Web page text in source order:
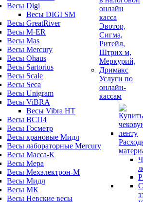
Весы Digi
Весы DIGI SM
Весы GreatRiver
Весы M-ER
Весы Mas
Весы Mercury
Весы Ohaus
Весы Sartorius
Весы Scale
Весы Seca
Весы Unigram
Весы ViBRA
Весы Vibra HT
Весы ВСП4
Весы Госметр
Весы крановые Мидл
Весы лабораторные Mercury
Весы Масса-К
Весы Мера
Весы Мехэлектрон-М
Весы Мидл
Весы МК
Весы Невские весы
Услуги по
онлайн-
кассам